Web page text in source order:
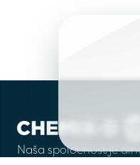
Naša spoločnosť je